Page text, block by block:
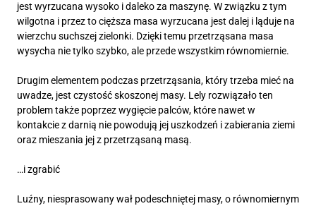
jest wyrzucana wysoko i daleko za maszynę. W związku z tym
wilgotna i przez to cięższa masa wyrzucana jest dalej i ląduje na
wierzchu suchszej zielonki. Dzięki temu przetrząsana masa
wysycha nie tylko szybko, ale przede wszystkim równomiernie.
Drugim elementem podczas przetrząsania, który trzeba mieć na
uwadze, jest czystość skoszonej masy. Lely rozwiązało ten
problem także poprzez wygięcie palców, które nawet w
kontakcie z darnią nie powodują jej uszkodzeń i zabierania ziemi
oraz mieszania jej z przetrząsaną masą.
…i zgrabić
Luźny, niesprasowany wał podeschniętej masy, o równomiernym